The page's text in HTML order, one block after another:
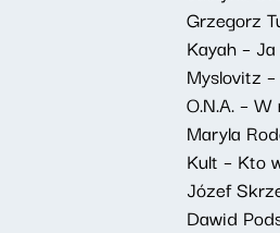
Grzegorz
Kayah –
Myslovitz
O.N.A. – W
Maryla
Kult – Kto
Józef
Dawid